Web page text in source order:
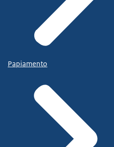
Papiamento